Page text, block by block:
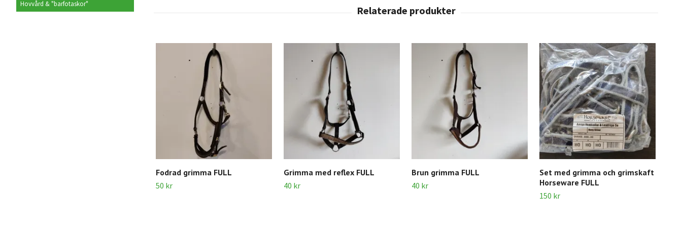
Hovvård & "barfotaskor"
Fodrad grimma FULL
50 kr
Grimma med reflex FULL
40 kr
Brun grimma FULL
40 kr
Set med grimma och grimskaft
Horseware FULL
150 kr